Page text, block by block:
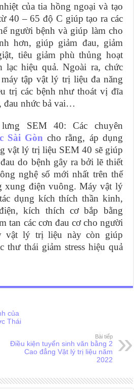
của tia hồng ngoại và tạo
40 – 65 độ C giúp tạo ra các
người bệnh và giúp làm cho
hơn, giúp giảm đau, giảm
tiêu giảm phù thủng hoạt
lạc hiệu quả. Ngoài ra, chức
tập vật lý trị liệu đa năng
trị các bệnh như thoát vị đĩa
đau nhức bả vai…
SEM 40: Các chuyên
Sài Gòn cho rằng, áp dụng
vật lý trị liệu SEM 40 sẽ giúp
do bệnh gây ra bởi lẽ thiết
nghệ số mới nhất trên thế
xung điện vuông. Máy vật lý
dụng kích thích thần kinh,
kích thích cơ bắp bằng
tan các cơn đau cơ cho người
vật lý trị liệu này còn giúp
thư thái giảm stress hiệu quả
của
Thái
Bài tiếp
Điều kiện tuyển sinh văn bằng 2
Cao đẳng Vật lý trị liệu năm
2022